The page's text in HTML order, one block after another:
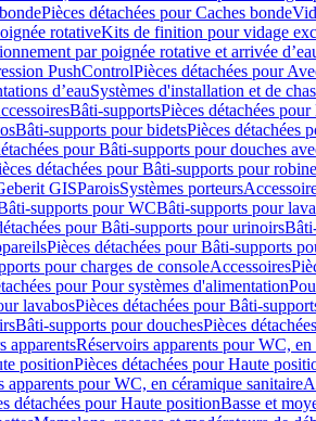
Pièces détachées pour Caches bonde
rotativeKits de finition pour vidage
par poignée rotative et arrivée
PushControlPièces détachées pour
d’eauSystèmes d'installation et de
Bâti-supportsPièces détachées
Bâti-supports pour bidetsPièces détachées
pour Bâti-supports pour douches
détachées pour Bâti-supports pour
GISParoisSystèmes porteurs
supports pour WCBâti-supports pour
pour Bâti-supports pour urinoirs
Pièces détachées pour Bâti-supports
pour charges de consoleAccessoires
pour Pour systèmes d'alimentation
lavabosPièces détachées pour Bâti-
Bâti-supports pour douchesPièces
apparentsRéservoirs apparents pour WC,
positionPièces détachées pour Haute
apparents pour WC, en céramique sanitaire
détachées pour Haute positionBasse et